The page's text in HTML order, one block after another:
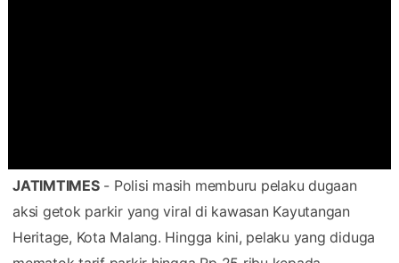
JATIMTIMES- Polisi masih memburu pelaku dugaan
aksi getok parkir yang viral di kawasan Kayutangan
Heritage, Kota Malang. Hingga kini, pelaku yang diduga